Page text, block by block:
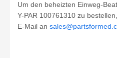
Um den beheizten Einweg-
Y-PAR 100761310 zu
E-Mail an